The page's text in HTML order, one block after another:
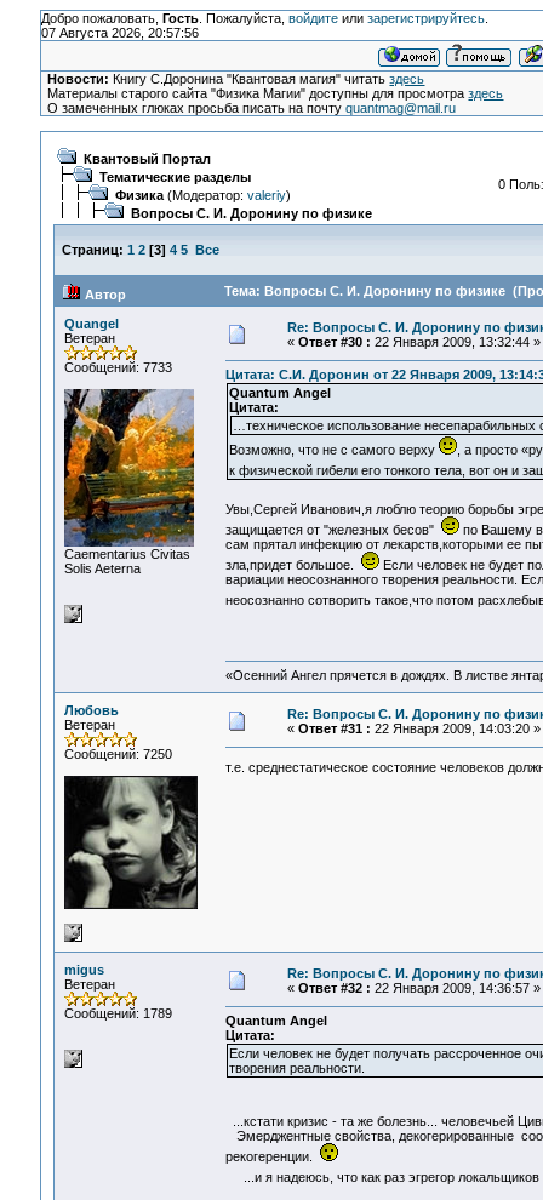
Добро пожаловать, Гость. Пожалуйста, войдитеили зарегистрируйтесь.
07 Августа 2026, 20:57:56
Новости: Книгу С.Доронина "Квантовая магия" читатьздесь
Материалы старого сайта "Физика Магии" доступны для просмотраздесь
О замеченных глюках просьба писать на почтуquantmag@mail.ru
Квантовый Портал
Тематические разделы
Физика(Модератор: valeriy)
Вопросы С. И. Доронину по физике
0
Страниц: 1 2[3] 4 5 Все
Автор Тема: Вопросы С. И. Доронину по физике
Quangel
Ветеран
Сообщений: 7733
Сaementarius Civitas
Solis Aeterna
Re: Вопросы С. И. Доронину по
« Ответ #30 : 22 Января 2009, 13:32:44 »
Цитата: С.И. Доронин от 22 Января 2009,
Quantum Angel
Цитата:
…техническое использование
Возможно, что не с самого верху
, а просто
к физической гибели его тонкого тела, вот он и
Увы,Сергей Иванович,я люблю теорию борьбы
защищается от "железных бесов"
по Вашему
сам прятал инфекцию от лекарств,которыми ее
зла,придет большое.
Если человек не будет
вариации неосознанного творения реальности.
неосознанно сотворить такое,что потом
«Осенний Ангел прячется в дождях. В листве
Любовь
Ветеран
Сообщений: 7250
Re: Вопросы С. И. Доронину по
« Ответ #31 : 22 Января 2009, 14:03:20 »
т.е. среднестатическое состояние человеков
migus
Ветеран
Сообщений: 1789
Re: Вопросы С. И. Доронину по
« Ответ #32 : 22 Января 2009, 14:36:57 »
Quantum Angel
Цитата:
Если человек не будет получать рассроченное
творения реальности.
...кстати кризис - та же болезнь... человечьей
Эмерджентные свойства, декогерированные
рекогеренции.
...и я надеюсь, что как раз эгрегор